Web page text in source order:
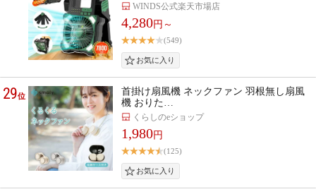
WINDS公式楽天市場店
4,280円～
(549)
29位
首掛け扇風機 ネックファン 羽根無し扇風
機 おりた…
くらしのeショップ
1,980円
(125)